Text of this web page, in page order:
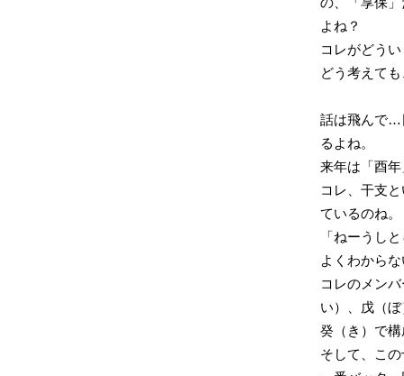
よね？
コレがどう
どう考えて
話は飛んで…
るよね。
来年は「酉
コレ、干支
ているのね。
「ねーうし
よくわから
コレのメン
い）、戊（
癸（き）で
そして、こ